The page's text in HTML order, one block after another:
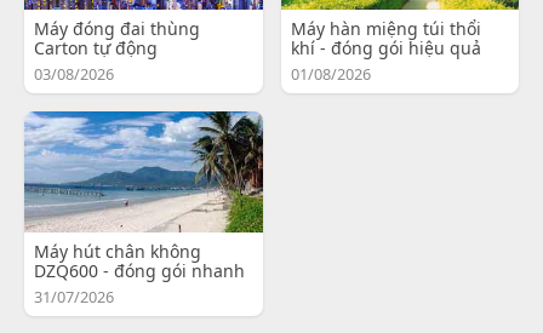
Máy đóng đai thùng
Carton tự động
03/08/2026
Máy hàn miệng túi thổi
khí - đóng gói hiệu quả
01/08/2026
Máy hút chân không
DZQ600 - đóng gói nhanh
31/07/2026